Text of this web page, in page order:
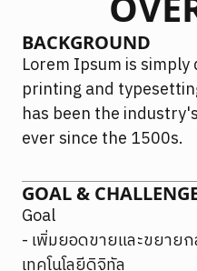
BACKGROUND
Lorem Ipsum is
printing and
has been the
ever since the 1500s.
GOAL &
Goal
- เพิ่มยอดขายและขยาย